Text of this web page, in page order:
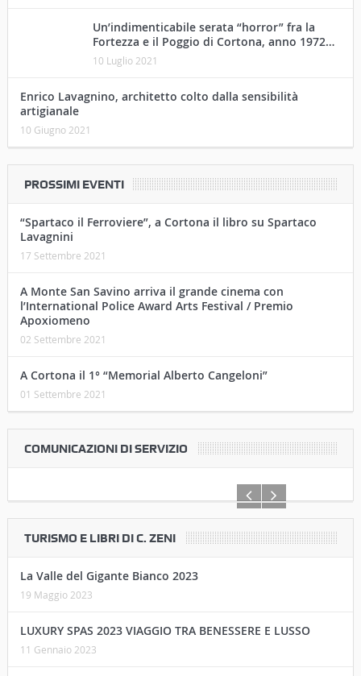
Un’indimenticabile serata “horror” fra la
Fortezza e il Poggio di Cortona, anno 1972…
10 Luglio 2021
Enrico Lavagnino, architetto colto dalla sensibilità
artigianale
10 Giugno 2021
PROSSIMI EVENTI
“Spartaco il Ferroviere”, a Cortona il libro su Spartaco
Lavagnini
17 Settembre 2021
A Monte San Savino arriva il grande cinema con
l’International Police Award Arts Festival / Premio
Apoxiomeno
02 Settembre 2021
A Cortona il 1° “Memorial Alberto Cangeloni”
01 Settembre 2021
COMUNICAZIONI DI SERVIZIO
TURISMO E LIBRI DI C. ZENI
La Valle del Gigante Bianco 2023
19 Maggio 2023
LUXURY SPAS 2023 VIAGGIO TRA BENESSERE E LUSSO
11 Gennaio 2023